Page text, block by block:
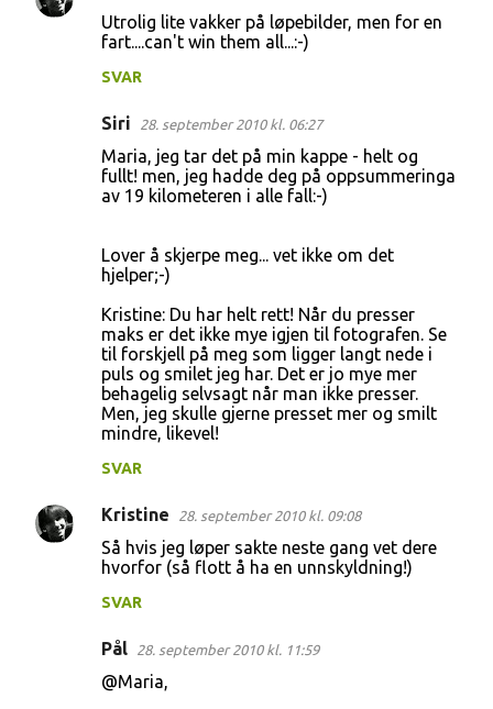
Utrolig lite vakker på løpebilder, men for en
fart....can't win them all...:-)
SVAR
Siri 28. september 2010 kl. 06:27
Maria, jeg tar det på min kappe - helt og
fullt! men, jeg hadde deg på oppsummeringa
av 19 kilometeren i alle fall:-)
Lover å skjerpe meg... vet ikke om det
hjelper;-)
Kristine: Du har helt rett! Når du presser
maks er det ikke mye igjen til fotografen. Se
til forskjell på meg som ligger langt nede i
puls og smilet jeg har. Det er jo mye mer
behagelig selvsagt når man ikke presser.
Men, jeg skulle gjerne presset mer og smilt
mindre, likevel!
SVAR
Kristine 28. september 2010 kl. 09:08
Så hvis jeg løper sakte neste gang vet dere
hvorfor (så flott å ha en unnskyldning!)
SVAR
Pål 28. september 2010 kl. 11:59
@Maria,